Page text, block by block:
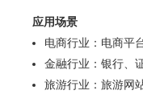
应用场景
电商行业：电商平
金融行业：银行、
旅游行业：旅游网